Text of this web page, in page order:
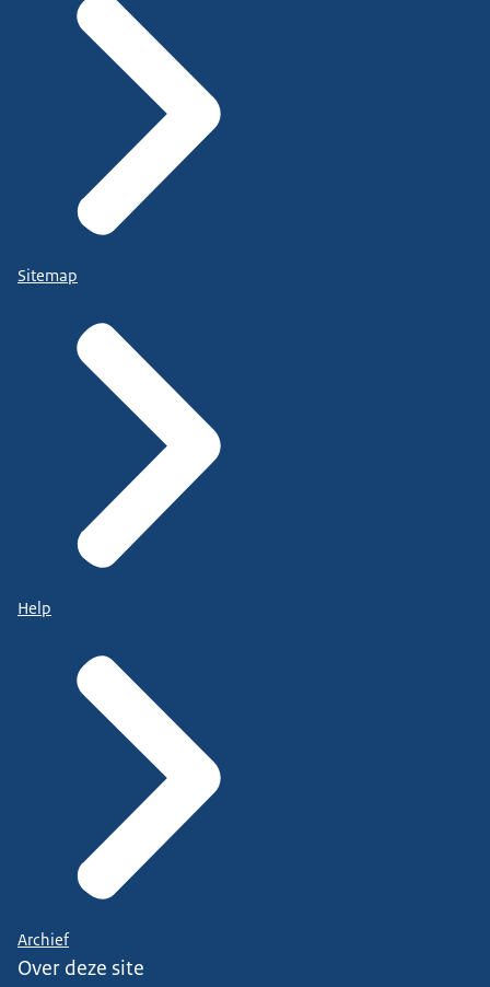
Sitemap
Help
Archief
Over deze site